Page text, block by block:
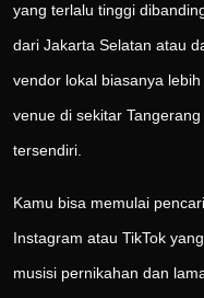
yang terlalu tinggi
dari Jakarta Selatan atau
vendor lokal biasanya
venue di sekitar
tersendiri.
Kamu bisa memulai
Instagram atau TikTok
musisi pernikahan dan